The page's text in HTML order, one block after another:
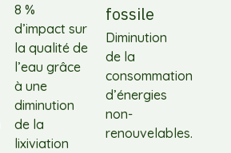
8 %
d’impact sur
la qualité de
l’eau grâce
à une
diminution
de la
lixiviation
fossile
Diminution
de la
consommation
d’énergies
non-
renouvelables.